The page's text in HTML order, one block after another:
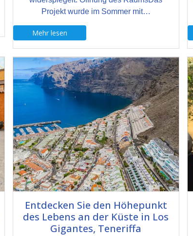
Projekt wurde im Sommer mit…
Mehr lesen
Entdecken Sie den Höhepunkt
des Lebens an der Küste in Los
Gigantes, Teneriffa